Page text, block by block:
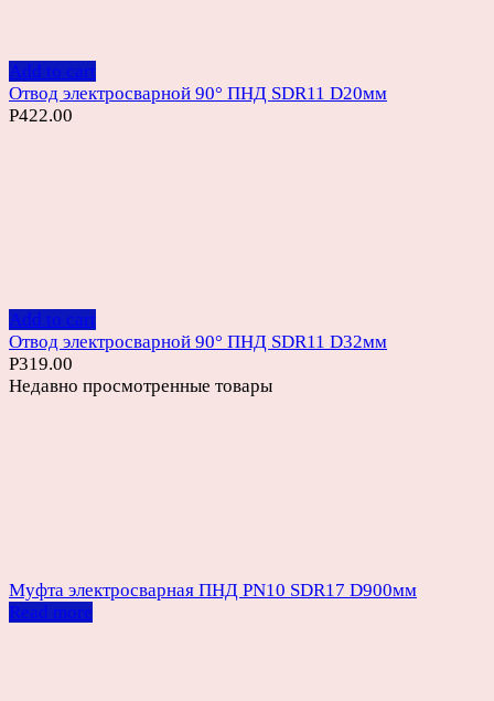
Add to cart
Отвод электросварной 90° ПНД SDR11 D20мм
Р422.00
Add to cart
Отвод электросварной 90° ПНД SDR11 D32мм
Р319.00
Недавно просмотренные товары
Муфта электросварная ПНД PN10 SDR17 D900мм
Read more